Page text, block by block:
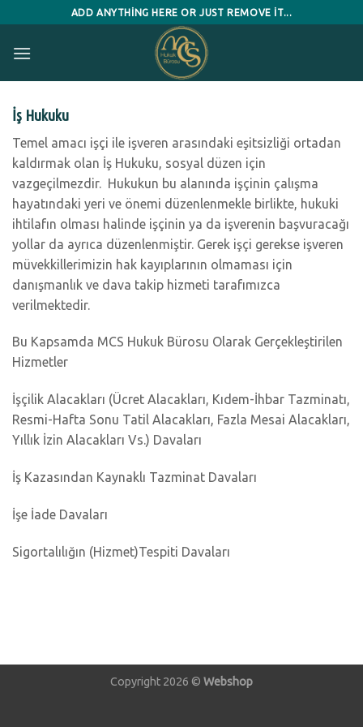
to
content
ADD ANYTHING HERE OR JUST REMOVE IT...
İş Hukuku
Temel amacı işçi ile işveren arasındaki eşitsizliği ortadan
kaldırmak olan İş Hukuku, sosyal düzen için
vazgeçilmezdir. Hukukun bu alanında işçinin çalışma
hayatındaki yeri ve önemi düzenlenmekle birlikte, hukuki
ihtilafın olması halinde işçinin ya da işverenin başvuracağı
yollar da ayrıca düzenlenmiştir. Gerek işçi gerekse işveren
müvekkillerimizin hak kayıplarının olmaması için
danışmanlık ve dava takip hizmeti tarafımızca
verilmektedir.
Bu Kapsamda MCS Hukuk Bürosu Olarak Gerçekleştirilen
Hizmetler
İşçilik Alacakları (Ücret Alacakları, Kıdem-İhbar Tazminatı,
Resmi-Hafta Sonu Tatil Alacakları, Fazla Mesai Alacakları,
Yıllık İzin Alacakları Vs.) Davaları
İş Kazasından Kaynaklı Tazminat Davaları
İşe İade Davaları
Sigortalılığın (Hizmet)Tespiti Davaları
Copyright 2026 © Webshop